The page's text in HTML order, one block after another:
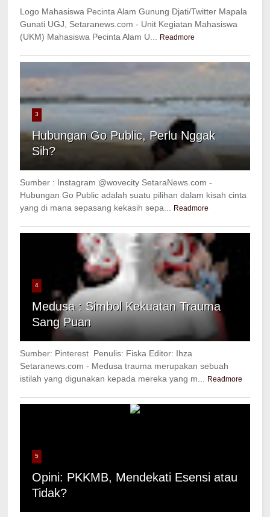
Logo Mahasiswa Pecinta Alam Gunung Djati/Twitter Mapala
Gunati UGJ, Setaranews.com - Unit Kegiatan Mahasiswa
(UKM) Mahasiswa Pecinta Alam U...
Readmore
3
Hubungan Go Public, Perlu Nggak
Sih?
Sumber : Instagram @wovecity SetaraNews.com -
Hubungan Go Public adalah suatu pilihan dalam kisah cinta
yang di mana sepasang kekasih sepa...
Readmore
4
Medusa : Simbol Kekuatan Trauma
Sang Puan
Sumber: Pinterest Penulis: Fiska Editor: Ihza
Setaranews.com - Medusa trauma merupakan sebuah
istilah yang digunakan kepada mereka yang m...
Readmore
5
Opini: PKKMB, Mendekati Esensi atau
Tidak?